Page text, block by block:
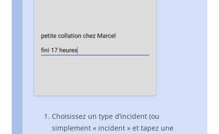
Choisissez un type d’incident (ou
simplement « incident » et tapez une